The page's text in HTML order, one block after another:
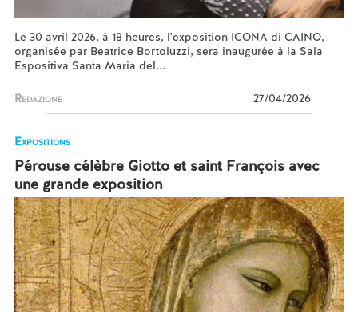
Le 30 avril 2026, à 18 heures, l'exposition ICONA di CAINO,
organisée par Beatrice Bortoluzzi, sera inaugurée à la Sala
Espositiva Santa Maria del...
Redazione 27/04/2026
Expositions
Pérouse célèbre Giotto et saint François avec
une grande exposition